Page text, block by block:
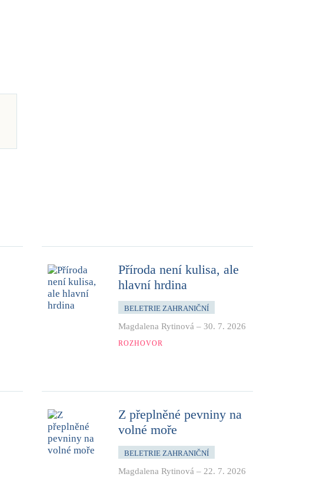
Příroda není kulisa, ale
hlavní hrdina
BELETRIE ZAHRANIČNÍ
Magdalena Rytinová –30. 7. 2026
ROZHOVOR
Z přeplněné pevniny na
volné moře
BELETRIE ZAHRANIČNÍ
Magdalena Rytinová – 22. 7. 2026